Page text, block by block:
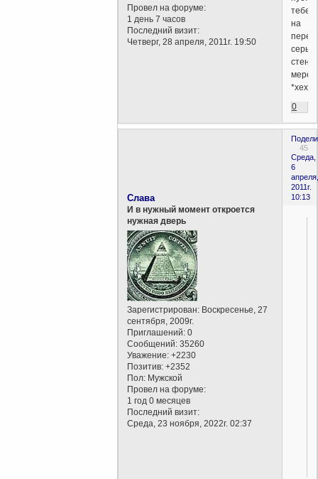
Провел на форуме:
1 день 7 часов
Последний визит:
Четверг, 28 апреля, 2011г. 19:50
тебе
на
серые
стены
*хехе
0
45
Среда,
6
апреля,
2011г.
10:13
Слава
И в нужный момент откроется
нужная дверь
Зарегистрирован: Воскресенье, 27
сентября, 2009г.
Приглашений: 0
Сообщений: 35260
Уважение: +2230
Позитив: +2352
Пол: Мужской
Провел на форуме:
1 год 0 месяцев
Последний визит:
Среда, 23 ноября, 2022г. 02:37